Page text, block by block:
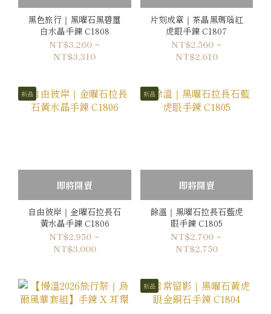
黑色旅行｜黑曜石黑碧璽
白水晶手鍊 C1808
NT$3,260 ~
NT$3,310
片刻成章｜茶晶黑瑪瑙紅
虎眼手鍊 C1807
NT$2,560 ~
NT$2,610
新品
即將開賣
自由彼岸｜金曜石拉長石
黃水晶手鍊 C1806
NT$2,950 ~
NT$3,000
新品
即將開賣
餘溫｜黑曜石拉長石藍虎
眼手鍊 C1805
NT$2,700 ~
NT$2,750
新品